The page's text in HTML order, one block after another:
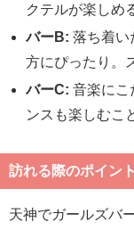
クテルが楽しめ
バーB: 落ち着い
方にぴったり。
バーC: 音楽にこ
ンスも楽しむこ
訪れる際のポイント
天神でガールズバ